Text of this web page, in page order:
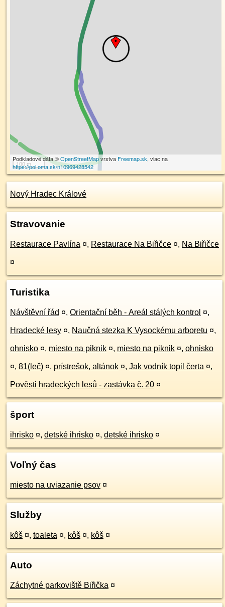
100 m
Podkladové dáta ©OpenStreetMapvrstva Freemap.sk, viac na
https://poi.oma.sk/n10969428542
Nový Hradec Králové
Stravovanie
Restaurace Pavlína ¤, Restaurace Na Biřičce ¤, Na Biřičce
¤
Turistika
Návštěvní řád ¤, Orientační běh - Areál stálých kontrol ¤,
Hradecké lesy ¤, Naučná stezka K Vysockému arboretu ¤,
ohnisko ¤, miesto na piknik ¤, miesto na piknik ¤, ohnisko
¤, 81(leč) ¤, prístrešok, altánok ¤, Jak vodník topil čerta ¤,
Pověsti hradeckých lesů - zastávka č. 20 ¤
šport
ihrisko ¤, detské ihrisko ¤, detské ihrisko ¤
Voľný čas
miesto na uviazanie psov ¤
Služby
kôš ¤, toaleta ¤, kôš ¤, kôš ¤
Auto
Záchytné parkoviště Biřička ¤